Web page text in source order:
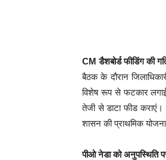
CM डैशबोर्ड फीडिंग की
बैठक के दौरान
विशेष रूप से फटकार
तेजी से डाटा फीड
शासन की प्राथमिक
पीओ नेडा को अनुपस्थिति